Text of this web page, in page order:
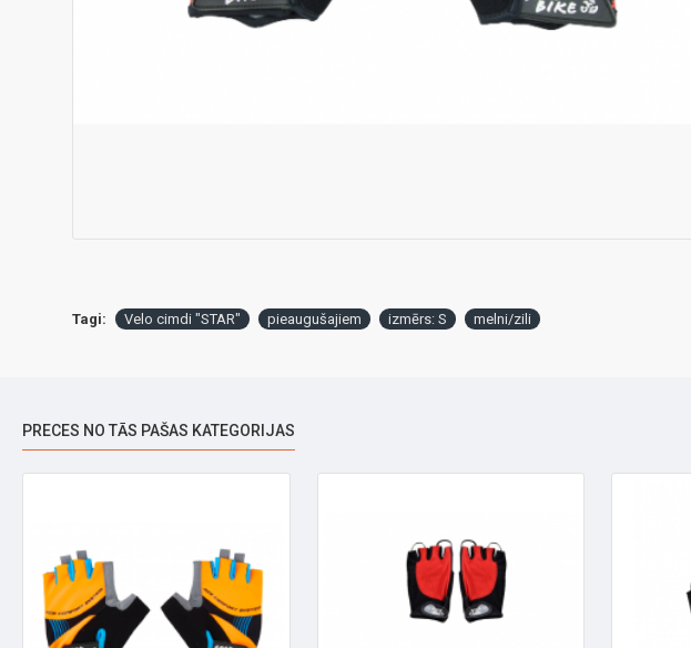
Tagi: Velo cimdi "STAR" pieaugušajiem izmērs: S melni/zili
PRECES NO TĀS PAŠAS KATEGORIJAS